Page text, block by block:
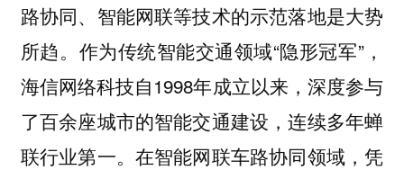
路协同、智能网联等技术的示范落地是大势
所趋。作为传统智能交通领域“隐形冠军”，
海信网络科技自1998年成立以来，深度参与
了百余座城市的智能交通建设，连续多年蝉
联行业第一。在智能网联车路协同领域，凭